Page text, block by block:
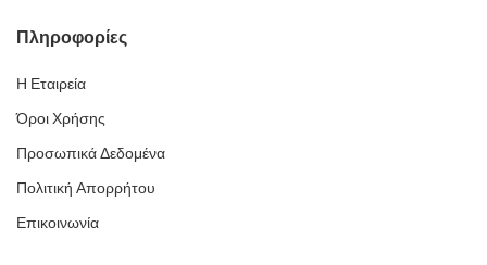
Πληροφορίες
Η Εταιρεία
Όροι Χρήσης
Προσωπικά Δεδομένα
Πολιτική Απορρήτου
Επικοινωνία